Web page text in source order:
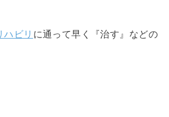
ハビリ に通って早く『治す』などの